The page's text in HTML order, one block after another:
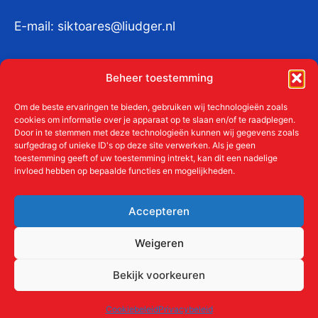
Beheer toestemming
Om de beste ervaringen te bieden, gebruiken wij technologieën zoals
cookies om informatie over je apparaat op te slaan en/of te raadplegen.
Door in te stemmen met deze technologieën kunnen wij gegevens zoals
surfgedrag of unieke ID's op deze site verwerken. Als je geen
toestemming geeft of uw toestemming intrekt, kan dit een nadelige
invloed hebben op bepaalde functies en mogelijkheden.
Accepteren
Weigeren
Bekijk voorkeuren
CookiebeleidPrivacybeleid
E-mail: siktoares@liudger.nl
KvKnr:41011712
Meer over de Liudgerstichten
Aanmelden als donateur
ANBI
Contact